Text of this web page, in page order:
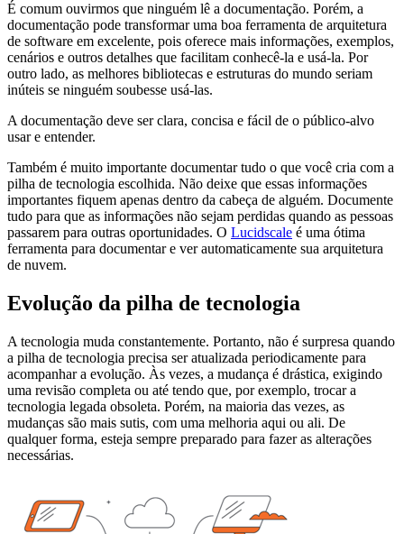
É comum ouvirmos que ninguém lê a documentação. Porém, a
documentação pode transformar uma boa ferramenta de arquitetura
de software em excelente, pois oferece mais informações, exemplos,
cenários e outros detalhes que facilitam conhecê-la e usá-la. Por
outro lado, as melhores bibliotecas e estruturas do mundo seriam
inúteis se ninguém soubesse usá-las.
A documentação deve ser clara, concisa e fácil de o público-alvo
usar e entender.
Também é muito importante documentar tudo o que você cria com a
pilha de tecnologia escolhida. Não deixe que essas informações
importantes fiquem apenas dentro da cabeça de alguém. Documente
tudo para que as informações não sejam perdidas quando as pessoas
passarem para outras oportunidades. O Lucidscale é uma ótima
ferramenta para documentar e ver automaticamente sua arquitetura
de nuvem.
Evolução da pilha de tecnologia
A tecnologia muda constantemente. Portanto, não é surpresa quando
a pilha de tecnologia precisa ser atualizada periodicamente para
acompanhar a evolução. Às vezes, a mudança é drástica, exigindo
uma revisão completa ou até tendo que, por exemplo, trocar a
tecnologia legada obsoleta. Porém, na maioria das vezes, as
mudanças são mais sutis, com uma melhoria aqui ou ali. De
qualquer forma, esteja sempre preparado para fazer as alterações
necessárias.